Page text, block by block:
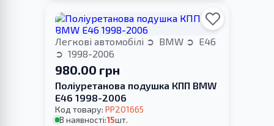
Легкові автомобілі BMW
E46
1998-2006
980.00 грн
Поліуретанова подушка КПП BMW
E46 1998-2006
Код товару: PP201665
В наявності:15шт.